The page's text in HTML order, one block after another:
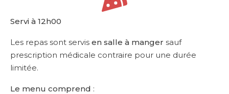
Servi à 12h00
Les repas sont servis en salle à manger sauf
prescription médicale contraire pour une durée
limitée.
Le menu comprend :